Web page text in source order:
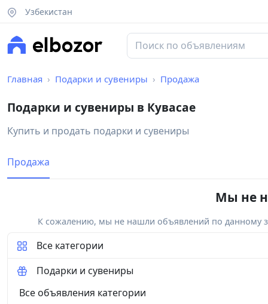
Узбекистан
Главная Подарки и сувениры Продажа
Подарки и сувениры в Кувасае
Купить и продать подарки и сувениры
Продажа
Мы не
К сожалению, мы не нашли объявлений по данному
Все категории
Подарки и сувениры
Все объявления категории